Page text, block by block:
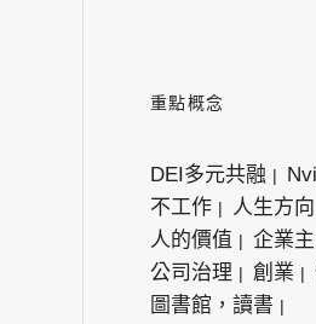
重點概念
DEI多元共融
不工作
人生方
人的價值
企業
公司治理
創業
圖書館，讀書